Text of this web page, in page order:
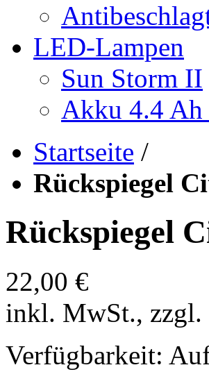
LED-Lampen
Sun Storm II
Akku 4.4 Ah
Startseite /
Rückspiegel
Rückspiegel
22,00 €
inkl. MwSt., zzgl.
Verfügbarkeit: